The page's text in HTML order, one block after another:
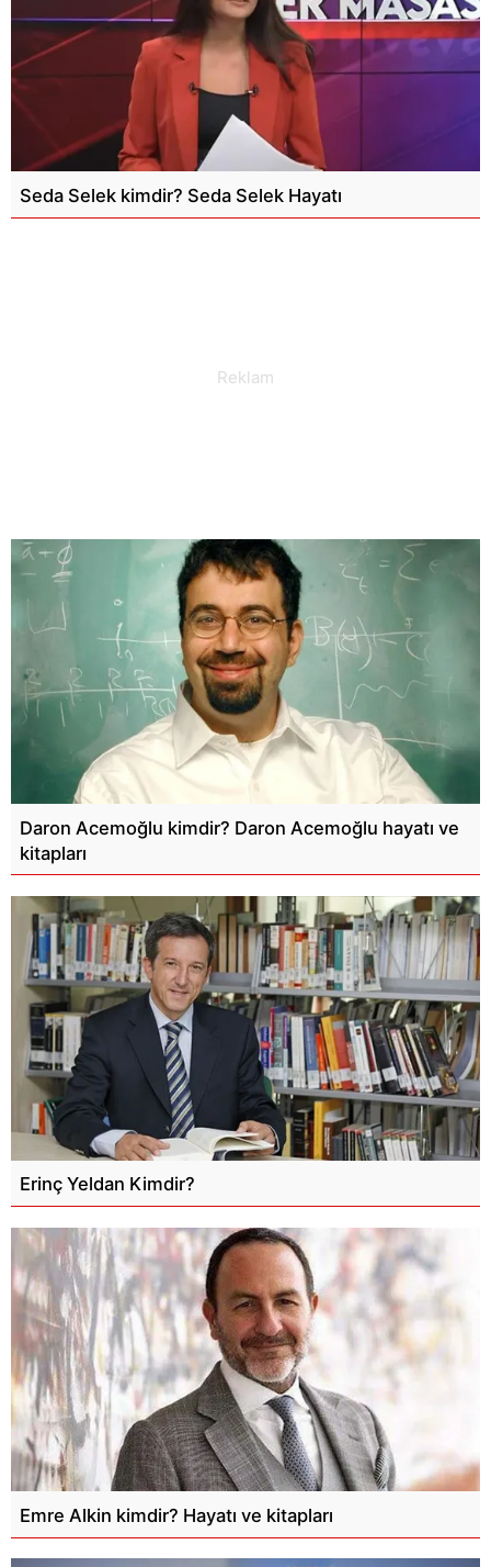
Seda Selek kimdir? Seda Selek Hayatı
Daron Acemoğlu kimdir? Daron Acemoğlu hayatı ve
kitapları
Erinç Yeldan Kimdir?
Emre Alkin kimdir? Hayatı ve kitapları